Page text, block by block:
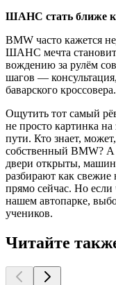
ШАНС стать ближе к
BMW часто кажется
ШАНС мечта
вождению за рулём
шагов —
баварского кроссовера.
Ощутить тот самый
не просто картинка
пути. Кто знает,
собственный BMW? А
двери открыты,
разбирают как свежие
прямо сейчас. Но
нашем автопарке,
учеников.
Читайте